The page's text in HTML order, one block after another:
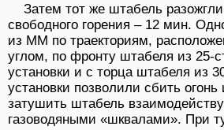
Затем тот же штабель
свободного горения – 12 мин.
из ММ по траекториям,
углом, по фронту штабеля из 25-
установки и с торца штабеля из
установки позволили сбить
затушить штабель
газоводяными «шквалами». При